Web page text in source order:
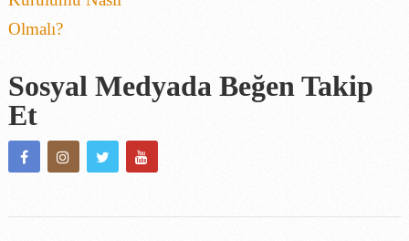
Sosyal Medyada Beğen Takip
Et